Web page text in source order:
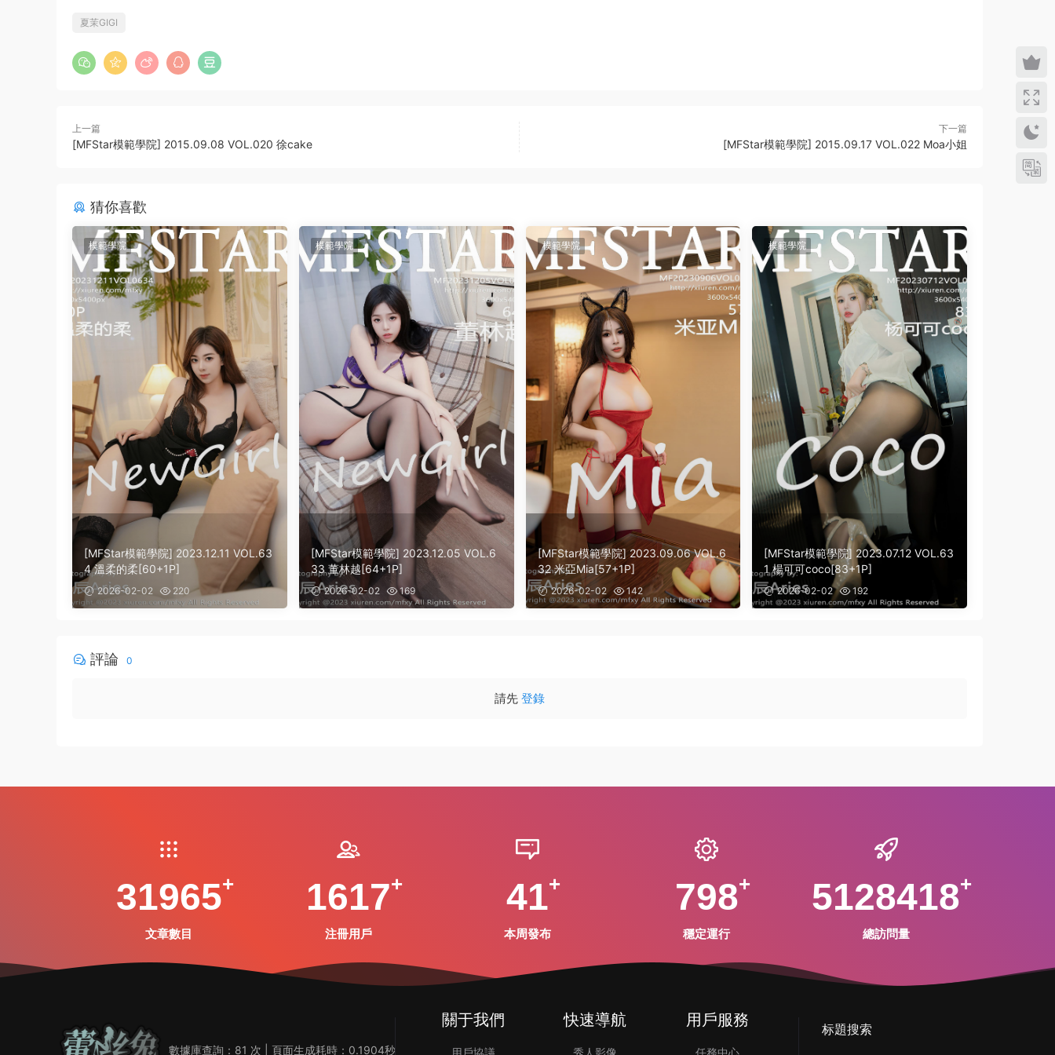
夏茉GIGI
上一篇
[MFStar模範學院] 2015.09.08 VOL.020 徐cake
下一篇
[MFStar模範學院] 2015.09.17 VOL.022 Moa小姐
猜你喜歡
模範學院
[MFStar模範學院] 2023.12.11 VOL.63
4 溫柔的柔[60+1P]
2026-02-02 220
模範學院
[MFStar模範學院] 2023.12.05 VOL.6
33 董林越[64+1P]
2026-02-02 169
模範學院
[MFStar模範學院] 2023.09.06 VOL.6
32 米亞Mia[57+1P]
2026-02-02 142
模範學院
[MFStar模範學院] 2023.07.12 VOL.63
1 楊可可coco[83+1P]
2026-02-02 192
評論 0
請先 登錄
31965
文章數目
1617
注冊用戶
41
本周發布
798
穩定運行
5128418
總訪問量
數據庫查詢：81 次 | 頁面生成耗時：0.1904秒
關于我們 快速導航 用戶服務 标題搜索